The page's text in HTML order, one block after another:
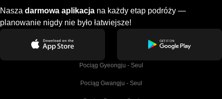
Nasza darmowa aplikacja na każdy etap podróży —
planowanie nigdy nie było łatwiejsze!
Pociąg Gyeongju - Seul
Pociąg Gwangju - Seul